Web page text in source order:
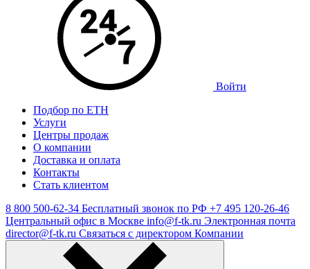
Войти
Подбор по ЕТН
Услуги
Центры продаж
О компании
Доставка и оплата
Контакты
Стать клиентом
8 800 500-62-34 Бесплатный звонок по РФ +7 495 120-26-46
Центральный офис в Москве info@f-tk.ru Электронная почта
director@f-tk.ru Связаться с директором Компании